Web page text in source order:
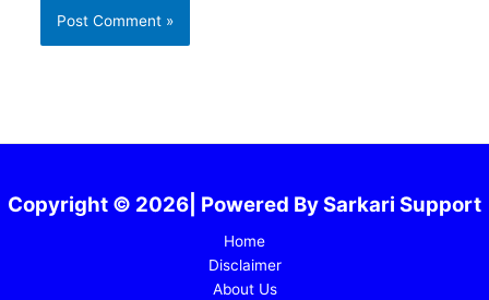
Copyright © 2026| Powered By Sarkari Support
Home
Disclaimer
About Us